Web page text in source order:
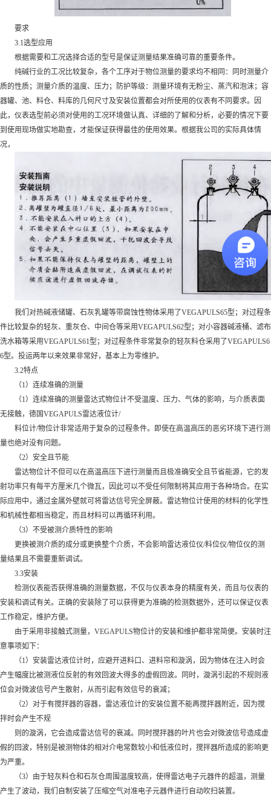
要求
3.1选型应用
根据需要和工况选择合适的型号是保证测量结果准确可靠的重要条件。
纯碱行业的工况比较复杂，各个工序对于物位测量的要求均不相同：同时测量介
质的性质；测量介质的温度、压力；防护等级：测量环境有无粉尘、蒸汽和泡沫；容
器罐、池、料仓、料库的几何尺寸及安装位置都会对所使用的仪表有不同要求。因
此，仪表选型前必须对使用的工况环境做认真、详细的了解和分析，必要的情况下要
到使用现场做实地勘查，才能保证获得最佳的使用效果。根据我公司的实际具体情
况，
我们对热碱液储罐、石灰乳罐等带腐蚀性物体采用了VEGAPULS65型；对过程条
件比较复杂的轻灰、重灰仓、中间仓等采用VEGAPULS62型；对小容器碱液桶、滤布
洗水箱等采用VEGAPULS61型；对过程条件非常复杂的轻灰料仓采用了VEGAPULS6
6型。投运两年以来效果非常好，基本上为零维护。
3.2特点
（1）连续准确的测量
（1）连续准确的测量雷达式物位计不受温度、压力、气体的影响，与介质表面
无接触，德国VEGAPULS雷达液位计/
料位计/物位计非常适用于复杂的过程条件。即使在高温高压的恶劣环境下进行测
量也绝对没有问题。
（2）安全且节能
雷达物位计不但可以在高温高压下进行测量而且极准确安全且节省能源，它的发
射功率只有每平方厘米几个微瓦，因此可以不受任何限制将其应用于各种场合。在实
际应用中，通过金属外壁就可将雷达信号完全屏蔽。雷达物位计使用的材料的化学性
和机械性都相当稳定，而且材料可以再循环利用。
（3）不受被测介质特性的影响
更换被测介质的成分或更换整个介质，不会影响雷达液位仪/料位仪/物位仪的测
量结果且不需要重新调试。
3.3安装
检测仪表能否获得准确的测量数据，不仅与仪表本身的精度有关，而且与仪表的
安装和调试有关。正确的安装除了可以获得更为准确的检测数据外，还可以保证仪表
工作稳定，维护方便。
由于采用非接触式测量，VEGAPULS物位计的安装和维护都非常简便。安装时注
意事项如下：
（1）安装雷达液位计时，应避开进料口、进料帘和漩涡，因为物体在注入时会
产生幅度比被测液位反射的有效回波大得多的虚假回波。同时，漩涡引起的不规则液
位会对微波信号产生散射，从而引起有效信号的衰减；
（2）对于有搅拌器的容器，雷达液位计的安装位置不能再搅拌器附近，因为搅
拌时会产生不规
则的漩涡，它会造成雷达信号的衰减。同时搅拌器的叶片也会对微波信号造成虚
假的回波，特别是被测物体的相对介电常数较小和低液位时，搅拌器所造成的影响更
为严重。
（3）由于轻灰料仓和石灰仓周围温度较高，使得雷达电子元器件的超温，测量
产生了波动，我们自制安装了压缩空气对准电子元器件进行自动吹扫装置。